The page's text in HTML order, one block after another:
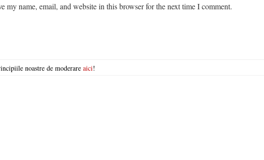
my name, email, and website in this browser for the next time I comment.
noastre de moderare aici!